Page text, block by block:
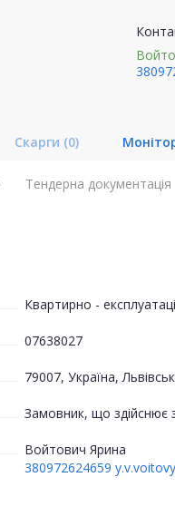
Скарги (0)
Тендерна документація
Квартирно -
07638027
79007, Україна,
Замовник, що здійснює
Войтович Ярина
380972624659